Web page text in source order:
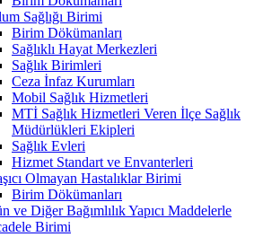
Sağlığı Birimi
Birim Dökümanları
Sağlıklı Hayat Merkezleri
Sağlık Birimleri
Ceza İnfaz Kurumları
Mobil Sağlık Hizmetleri
MTİ Sağlık Hizmetleri Veren İlçe Sağlık
Müdürlükleri Ekipleri
Sağlık Evleri
Hizmet Standart ve Envanterleri
Olmayan Hastalıklar Birimi
Birim Dökümanları
ve Diğer Bağımlılık Yapıcı Maddelerle
Birimi